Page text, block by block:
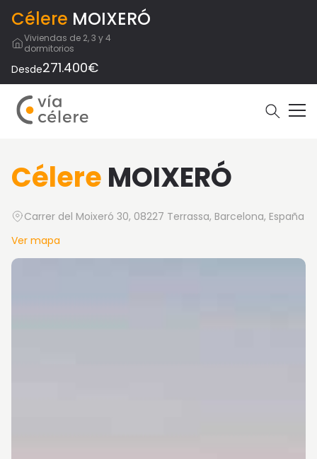
Célere MOIXERÓ
Viviendas de 2, 3 y 4
dormitorios
Desde271.400€
Célere MOIXERÓ
Carrer del Moixeró 30, 08227 Terrassa, Barcelona, España
Ver mapa